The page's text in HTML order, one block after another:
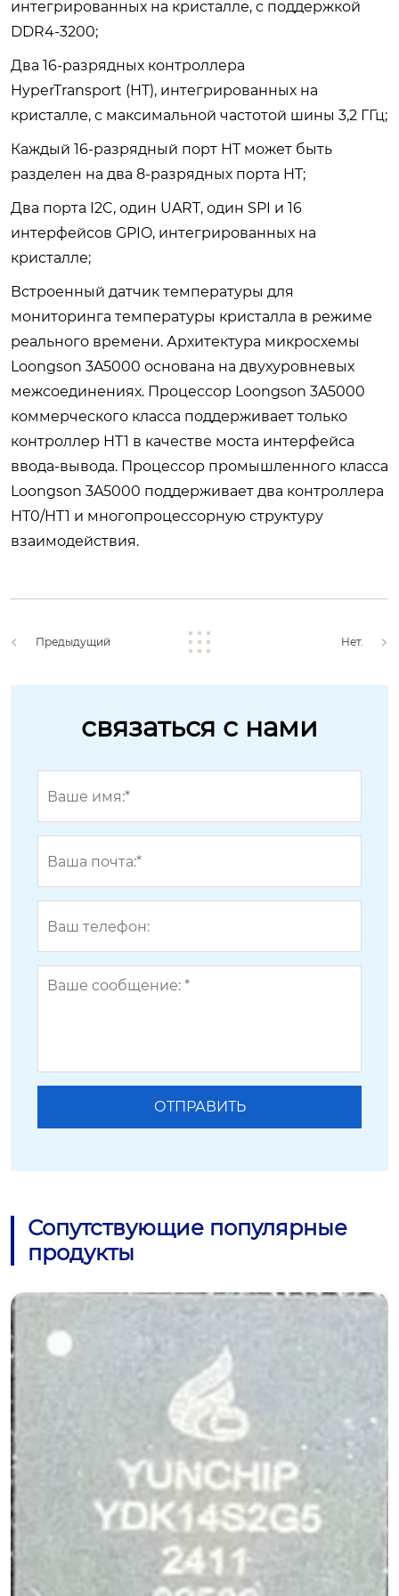
интегрированных на кристалле, с поддержкой
DDR4-3200;
Два 16-разрядных контроллера
HyperTransport (HT), интегрированных на
кристалле, с максимальной частотой шины 3,2 ГГц;
Каждый 16-разрядный порт HT может быть
разделен на два 8-разрядных порта HT;
Два порта I2C, один UART, один SPI и 16
интерфейсов GPIO, интегрированных на
кристалле;
Встроенный датчик температуры для
мониторинга температуры кристалла в режиме
реального времени. Архитектура микросхемы
Loongson 3A5000 основана на двухуровневых
межсоединениях. Процессор Loongson 3A5000
коммерческого класса поддерживает только
контроллер HT1 в качестве моста интерфейса
ввода-вывода. Процессор промышленного класса
Loongson 3A5000 поддерживает два контроллера
HT0/HT1 и многопроцессорную структуру
взаимодействия.
Предыдущий Нет.
связаться с нами
Сопутствующие популярные
продукты